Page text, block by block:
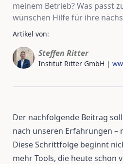
meinem Betrieb? Was passt
wünschen Hilfe für ihre
Artikel von:
Steffen Ritter
Institut Ritter GmbH |
Der nachfolgende Beitrag
nach unseren Erfahrungen –
Diese Schrittfolge beginnt
mehr Tools, die heute schon